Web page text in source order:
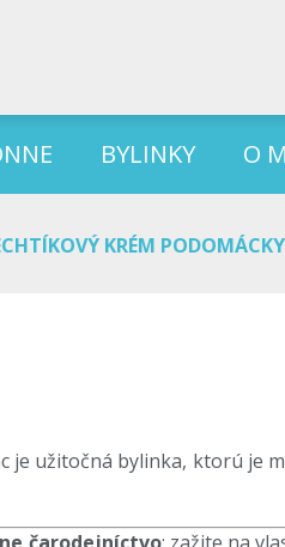
BYLINKY O
KRÉM PODOMÁCKY
je užitočná bylinka, ktorú je